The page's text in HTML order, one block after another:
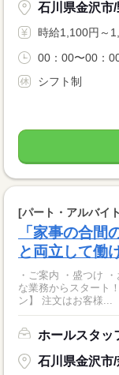
石川県金沢市/
時給1,100円～
00：00〜00：
シフト制
[パート・アルバイ
「家事の合
と両立して働
・ご案内 ・盛つけ
な業務からスタート！ 【セルフオーダー導入なので接客がカンタ
ン】 注文はお客様...
ホールスタッ
石川県金沢市/